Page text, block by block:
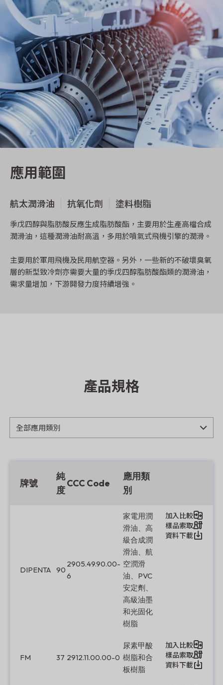
應用範圍
航太潤滑油 抗氧化劑 塗料樹脂
季戊四醇與脂肪酸反應生成脂肪酸酯，主要用於生產高檔合成
潤滑油，這種潤滑油耐高溫，多用於噴氣式飛機引擎的潤滑。
主要用於軍用飛機及民用航空器。另外，一些新的不破壞臭氧
層的新型致冷劑亦需要大量的季戊四醇脂肪酸酯類的潤滑油，
需求量增加，下游開發力度持續增強。
季戊四醇生產的抗氧化劑，有優異的橡塑膠熱保護性及加工穩
定性，防止聚合物因降解而變色，廣泛用於塑料(PE、PP、
物長效熱穩定的保護，需求持續成長。
季戊四醇在塗料烤漆使用的醇酸樹脂，有最廣泛的應用，醇酸
樹脂的消費量佔季戊四醇總消費量的68%，包含建築、汽車等
產品規格
牌號
純
度
CCC Code
應用類
別
DIPENTA 90
2905.49.90.00-
6
家電用潤
滑油、高
級合成潤
滑油、航
空潤滑
油、PVC
安定劑、
高級油墨
和光固化
樹脂
加入比較
樣品索取
資料下載
FM 37 2912.11.00.00-0
尿素甲酸
樹脂和合
板樹脂
加入比較
樣品索取
資料下載